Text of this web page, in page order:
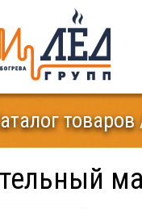
товаров